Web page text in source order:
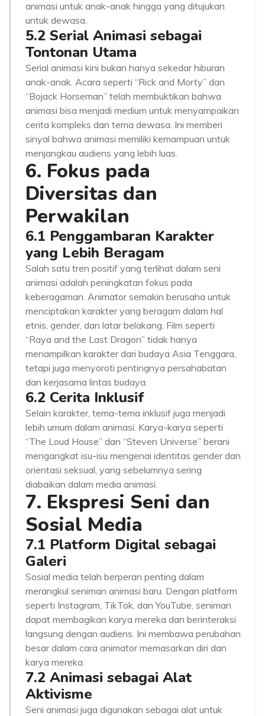
animasi untuk anak-anak hingga yang ditujukan
untuk dewasa.
5.2 Serial Animasi sebagai
Tontonan Utama
Serial animasi kini bukan hanya sekedar hiburan
anak-anak. Acara seperti “Rick and Morty” dan
“Bojack Horseman” telah membuktikan bahwa
animasi bisa menjadi medium untuk menyampaikan
cerita kompleks dan tema dewasa. Ini memberi
sinyal bahwa animasi memiliki kemampuan untuk
menjangkau audiens yang lebih luas.
6. Fokus pada
Diversitas dan
Perwakilan
6.1 Penggambaran Karakter
yang Lebih Beragam
Salah satu tren positif yang terlihat dalam seni
animasi adalah peningkatan fokus pada
keberagaman. Animator semakin berusaha untuk
menciptakan karakter yang beragam dalam hal
etnis, gender, dan latar belakang. Film seperti
“Raya and the Last Dragon” tidak hanya
menampilkan karakter dari budaya Asia Tenggara,
tetapi juga menyoroti pentingnya persahabatan
dan kerjasama lintas budaya.
6.2 Cerita Inklusif
Selain karakter, tema-tema inklusif juga menjadi
lebih umum dalam animasi. Karya-karya seperti
“The Loud House” dan “Steven Universe” berani
mengangkat isu-isu mengenai identitas gender dan
orientasi seksual, yang sebelumnya sering
diabaikan dalam media animasi.
7. Ekspresi Seni dan
Sosial Media
7.1 Platform Digital sebagai
Galeri
Sosial media telah berperan penting dalam
merangkul seniman animasi baru. Dengan platform
seperti Instagram, TikTok, dan YouTube, seniman
dapat membagikan karya mereka dan berinteraksi
langsung dengan audiens. Ini membawa perubahan
besar dalam cara animator memasarkan diri dan
karya mereka.
7.2 Animasi sebagai Alat
Aktivisme
Seni animasi juga digunakan sebagai alat untuk